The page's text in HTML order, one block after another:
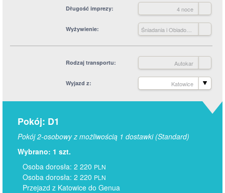
Długość imprezy 4 noce
Wyżywienie
Rodzaj transportu Autokar
Wyjazd z Katowice
Pokój: D1
Pokój 2-osobowy z możliwością 1 dostawki (Standard)
Wybrano: 1 szt.
Osoba dorosła: 2 220 PLN
Osoba dorosła: 2 220 PLN
Przejazd z Katowice do Genua